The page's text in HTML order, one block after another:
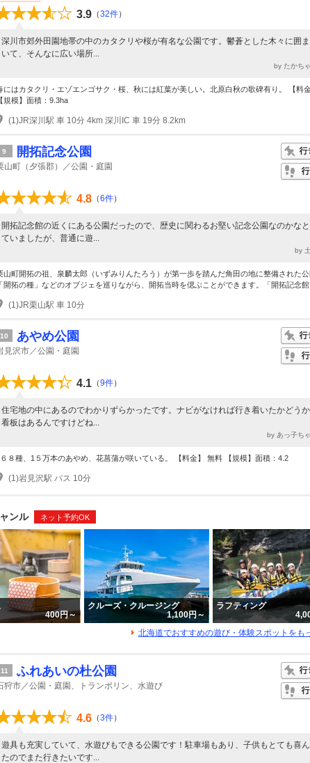
3.9 （32件）
深川市郊外田園地帯の中のカタクリや桜が有名な公園です。鬱蒼とした木々に囲
いて、そんなに広い場所...
by たかち
にはカタクリ・エゾエンゴサク・桜、秋には紅葉が美しい。北原白秋の歌碑有り。 【料
【規模】面積：9.3ha
(1)JR深川駅 車 10分 4km 深川IC 車 19分 8.2km
9 開拓記念公園
山町（夕張郡）／公園・庭園
4.8 （6件）
開拓記念館の近くにある公園だったので、歴史に関わるお堅い記念公園なのかな
ていましたが、普通に遊...
by
山町開拓の祖、泉麟太郎（いずみりんたろう）が第一歩を踏んだ角田の地に整備された公
「開拓の種」などのオブジェを巡りながら、開拓当時を偲ぶことができます。「開拓記念館
(1)JR栗山駅 車 10分
10 あやめ公園
見沢市／公園・庭園
4.1 （9件）
住宅地の中にあるのでわかりずらかったです。ナビがなければ行き着いたかどう
看板はあるんですけどね...
by あっ子ち
８種、1５万本のあやめ、花菖蒲が咲いている。 【料金】 無料 【規模】面積：4.2
(1)岩見沢駅 バス 10分
ンル ネット予約OK
400円～
クルーズ・クルージング
1,100円～
ラフティング
北海道でおすすめの遊び・体験スポットをも
11 ふれあいの杜公園
狩市／公園・庭園、トランポリン、水遊び
4.6 （3件）
遊具も充実していて、水遊びもできる公園です！駐車場もあり、子供もとても喜
たのでまた行きたいです...